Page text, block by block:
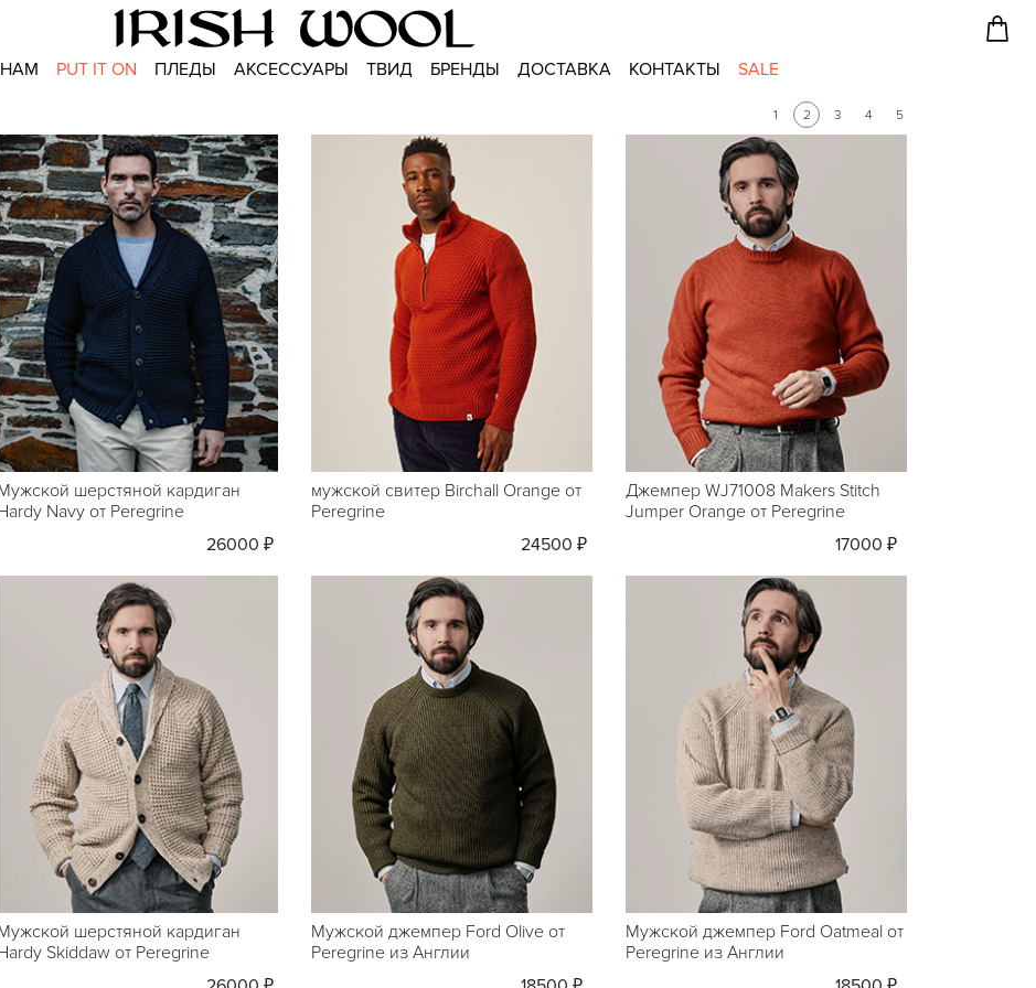
PUT IT ON ПЛЕДЫ АКСЕССУАРЫ ТВИД БРЕНДЫ ДОСТАВКА КОНТАКТЫ SALE
1 2 3 4 5
шерстяной кардиган
Navy от Peregrine
26000 ₽
мужской свитер Birchall Orange от
Peregrine
24500 ₽
Джемпер WJ71008 Makers Stitch
Jumper Orange от Peregrine
17000 ₽
шерстяной кардиган
Skiddaw от Peregrine
Мужской джемпер Ford Olive от
Peregrine из Англии
Мужской джемпер Ford Oatmeal от
Peregrine из Англии